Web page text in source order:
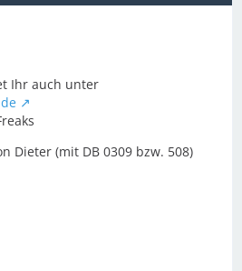
Ihr auch unter
Dieter (mit DB 0309 bzw. 508)